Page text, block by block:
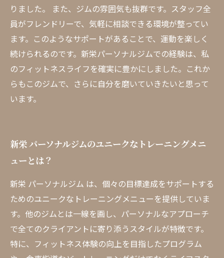
りました。 また、ジムの雰囲気も抜群です。スタッフ全
員がフレンドリーで、気軽に相談できる環境が整ってい
ます。このようなサポートがあることで、運動を楽しく
続けられるのです。新栄パーソナルジムでの経験は、私
のフィットネスライフを確実に豊かにしました。これか
らもこのジムで、さらに自分を磨いていきたいと思って
います。
新栄 パーソナルジムのユニークなトレーニングメニ
ューとは？
新栄 パーソナルジム は、個々の目標達成をサポートする
ためのユニークなトレーニングメニューを提供していま
す。他のジムとは一線を画し、パーソナルなアプローチ
で全てのクライアントに寄り添うスタイルが特徴です。
特に、フィットネス体験の向上を目指したプログラム